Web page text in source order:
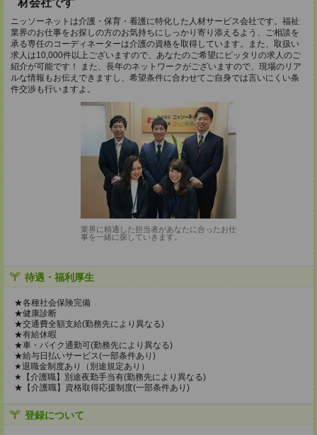
材会社です
ニッソーネットは介護・保育・看護に特化した人材サービス会社です。福祉
業界のお仕事をお探しの方のお気持ちにしっかり寄り添えるよう、ご相談を
承る専任のコーディネーターは介護の資格を取得しています。また、取扱い
求人は10,000件以上ございますので、あなたのご希望にピッタリの求人のご
紹介が可能です！ また、長年のネットワークがございますので、現場のリア
ルな情報もお伝えできますし、希望条件に合わせてご自身では言いにくい条
件交渉も行いますよ。
業界に精通した担当者があなたに合ったお仕
事を一緒に探していきます。
待遇・福利厚生
★各種社会保険完備
★健康診断
★交通費全額支給(勤務先により異なる)
★有給休暇
★車・バイク通勤可(勤務先により異なる)
★給与日払いサービス(一部条件あり)
★退職金制度あり（別途規定あり）
★【介護職】別途夜勤手当有(勤務先により異なる)
★【介護職】資格取得応援制度(一部条件あり)
登録について